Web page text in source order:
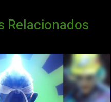
Relacionados